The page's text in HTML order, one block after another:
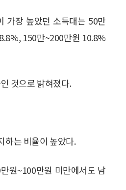
가장 높았던 소득대는 50만
150만~200만원 10.8%
것으로 밝혀졌다.
하는 비율이 높았다.
원~100만원 미만에서도 남